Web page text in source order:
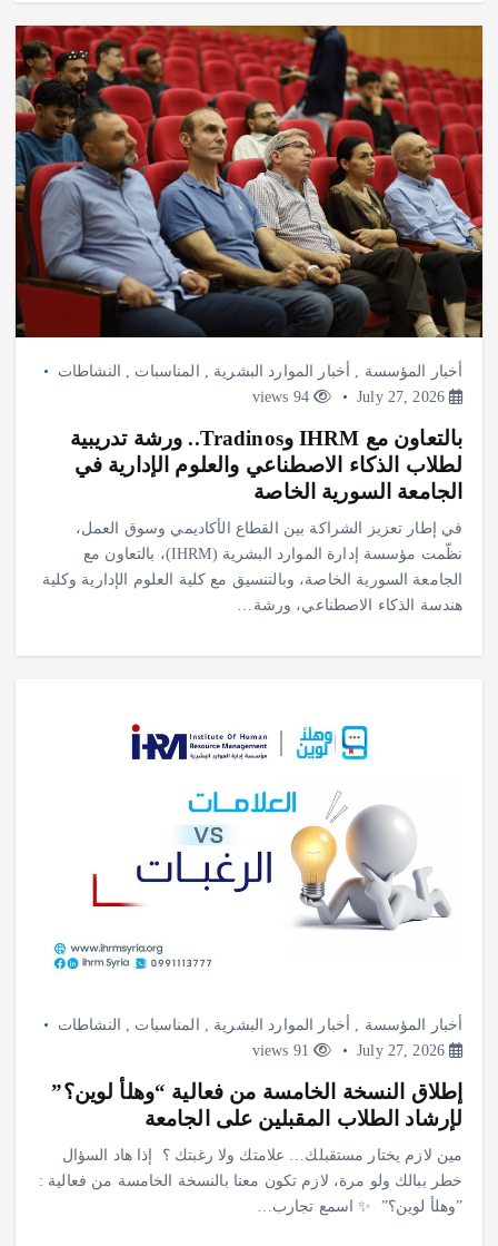
أخبار المؤسسة , أخبار الموارد البشرية , المناسبات ,
النشاطات
July 27, 2026
94 views
بالتعاون مع IHRM وTradinos.. ورشة تدريبية
لطلاب الذكاء الاصطناعي والعلوم الإدارية في
الجامعة السورية الخاصة
في إطار تعزيز الشراكة بين القطاع الأكاديمي وسوق العمل،
نظّمت مؤسسة إدارة الموارد البشرية (IHRM)، بالتعاون مع
الجامعة السورية الخاصة، وبالتنسيق مع كلية العلوم الإدارية وكلية
هندسة الذكاء الاصطناعي، ورشة…
أخبار المؤسسة أخبار الموارد البشرية المناسبات
النشاطات
July 27, 2026
91 views
إطلاق النسخة الخامسة من فعالية “وهلأ لوين؟”
لإرشاد الطلاب المقبلين على الجامعة
‎مين لازم يختار مستقبلك… علامتك ولا رغبتك ؟ ‎ ‎إذا هاد السؤال
خطر ببالك ولو مرة، لازم تكون معنا بالنسخة الخامسة من فعالية :